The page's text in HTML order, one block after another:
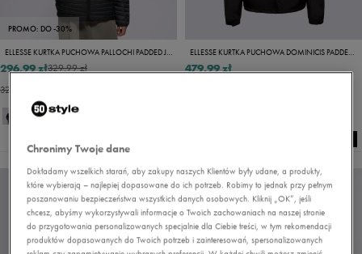
PROMO: DO -30%
ELLESSE KURTKA PUCHOWA PALLOCHI PADDED JACKET BLK
329,99 zł
296,99 zł
329,99 zł
ELLESSE KURTKA PUCHOWA DOMINICIS PADDED BLK JACKET
479,99 zł
Chronimy Twoje dane
Dokładamy wszelkich starań, aby zakupy naszych Klientów były udane, a produkty,
które wybierają – najlepiej dopasowane do ich potrzeb. Robimy to jednak przy pełnym
poszanowaniu bezpieczeństwa wszystkich danych osobowych. Kliknij „OK”, jeśli
chcesz, abyśmy wykorzystywali informacje o Twoich zachowaniach na naszej stronie
do przygotowania personalizowanych specjalnie dla Ciebie treści, w tym rekomendacji
produktów dopasowanych do Twoich potrzeb i zainteresowań, spersonalizowanych